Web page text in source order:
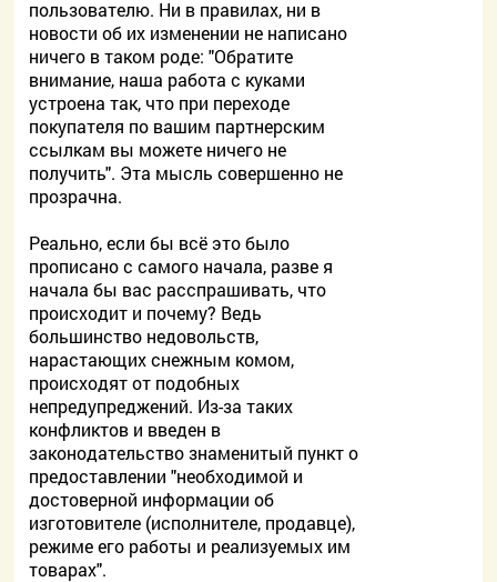
пользователю. Ни в правилах, ни в
новости об их изменении не написано
ничего в таком роде: "Обратите
внимание, наша работа с куками
устроена так, что при переходе
покупателя по вашим партнерским
ссылкам вы можете ничего не
получить". Эта мысль совершенно не
прозрачна.
Реально, если бы всё это было
прописано с самого начала, разве я
начала бы вас расспрашивать, что
происходит и почему? Ведь
большинство недовольств,
нарастающих снежным комом,
происходят от подобных
непредупреджений. Из-за таких
конфликтов и введен в
законодательство знаменитый пункт о
предоставлении "необходимой и
достоверной информации об
изготовителе (исполнителе, продавце),
режиме его работы и реализуемых им
товарах".